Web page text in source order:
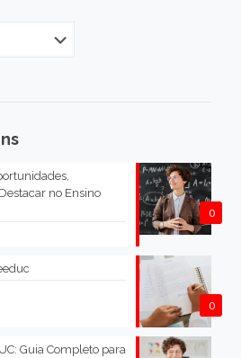
0
no Ensino
0
Guia Completo para